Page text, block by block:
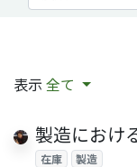
表示 全て
製造におけ
在庫 製造